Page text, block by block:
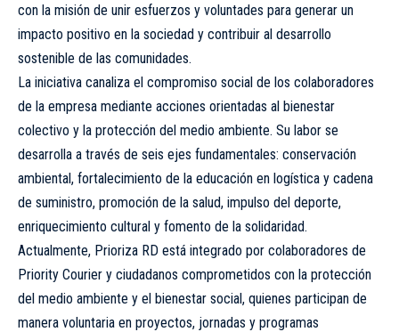
con la misión de unir esfuerzos y voluntades para generar un
impacto positivo en la sociedad y contribuir al desarrollo
sostenible de las comunidades.
La iniciativa canaliza el compromiso social de los colaboradores
de la empresa mediante acciones orientadas al bienestar
colectivo y la protección del medio ambiente. Su labor se
desarrolla a través de seis ejes fundamentales: conservación
ambiental, fortalecimiento de la educación en logística y cadena
de suministro, promoción de la salud, impulso del deporte,
enriquecimiento cultural y fomento de la solidaridad.
Actualmente, Prioriza RD está integrado por colaboradores de
Priority Courier y ciudadanos comprometidos con la protección
del medio ambiente y el bienestar social, quienes participan de
manera voluntaria en proyectos, jornadas y programas